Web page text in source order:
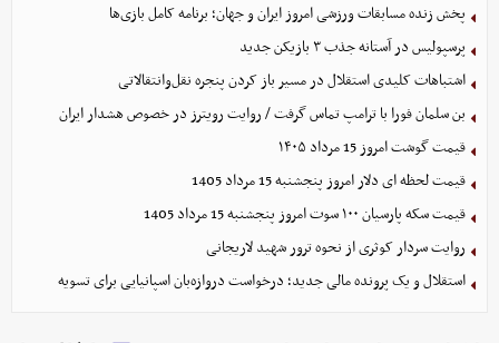
پخش زنده مسابقات ورزشی امروز ایران و جهان؛ برنامه کامل بازی‌ها
پرسپولیس در آستانه جذب ۳ بازیکن جدید
اشتباهات کلیدی استقلال در مسیر باز کردن پنجره نقل‌وانتقالاتی
بن سلمان فورا با ترامپ تماس گرفت / روایت رویترز در خصوص هشدار ایران
قیمت گوشت امروز 15 مرداد ۱۴۰۵
قیمت لحظه ای دلار امروز پنجشنبه 15 مرداد 1405
قیمت سکه پارسیان ۱۰۰ سوت امروز پنجشنبه 15 مرداد 1405
روایت سردار کوثری از نحوه ترور شهید لاریجانی
استقلال و یک پرونده مالی جدید؛ درخواست دروازه‌بان اسپانیایی برای تسویه